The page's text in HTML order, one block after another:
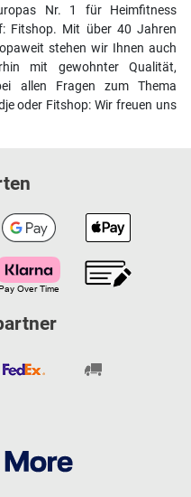
Nr. 1 für Heimfitness
Fitshop. Mit über 40 Jahren
stehen wir Ihnen auch
mit gewohnter Qualität,
allen Fragen zum Thema
oder Fitshop: Wir freuen uns